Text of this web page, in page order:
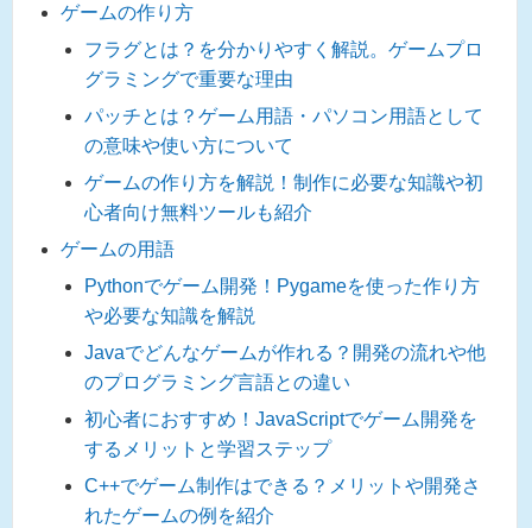
ゲームの作り方
フラグとは？を分かりやすく解説。ゲームプロ
グラミングで重要な理由
パッチとは？ゲーム用語・パソコン用語として
の意味や使い方について
ゲームの作り方を解説！制作に必要な知識や初
心者向け無料ツールも紹介
ゲームの用語
Pythonでゲーム開発！Pygameを使った作り方
や必要な知識を解説
Javaでどんなゲームが作れる？開発の流れや他
のプログラミング言語との違い
初心者におすすめ！JavaScriptでゲーム開発を
するメリットと学習ステップ
C++でゲーム制作はできる？メリットや開発さ
れたゲームの例を紹介